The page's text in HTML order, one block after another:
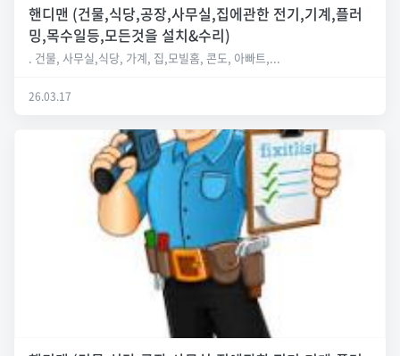
핸디맨 (건물,식당,공장,사무실,집에관한 전기,기계,플러
밍,목수일등,모든것을 설치&수리)
. 건물, 사무실,식당, 가계, 집,모빌홈, 콘도, 아빠트,...
26.03.17